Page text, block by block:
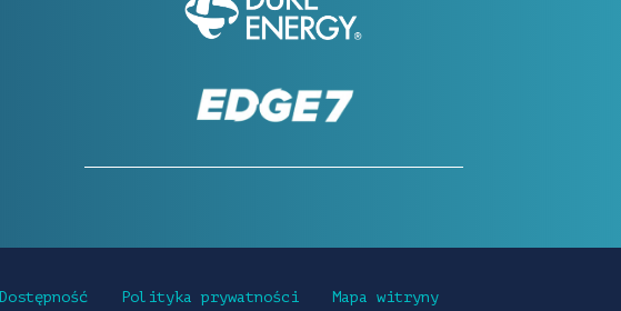
Dostępność Polityka prywatności Mapa witryny